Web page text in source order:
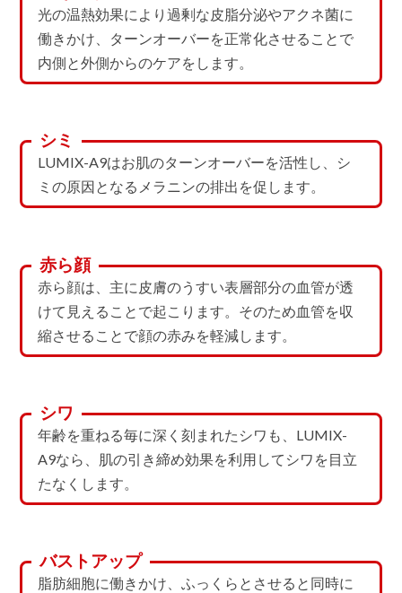
光の温熱効果により過剰な皮脂分泌やアクネ菌に
働きかけ、ターンオーバーを正常化させることで
内側と外側からのケアをします。
シミ
LUMIX-A9はお肌のターンオーバーを活性し、シ
ミの原因となるメラニンの排出を促します。
赤ら顔
赤ら顔は、主に皮膚のうすい表層部分の血管が透
けて見えることで起こります。そのため血管を収
縮させることで顔の赤みを軽減します。
シワ
年齢を重ねる毎に深く刻まれたシワも、LUMIX-
A9なら、肌の引き締め効果を利用してシワを目立
たなくします。
バストアップ
脂肪細胞に働きかけ、ふっくらとさせると同時に